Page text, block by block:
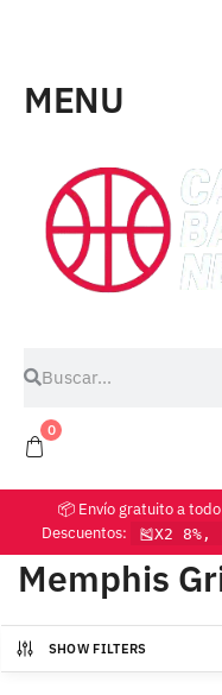
MENU
0
📦 Envío gratuito a
Descuentos:
🎽X2 8%,
Memphis
SHOW FILTERS